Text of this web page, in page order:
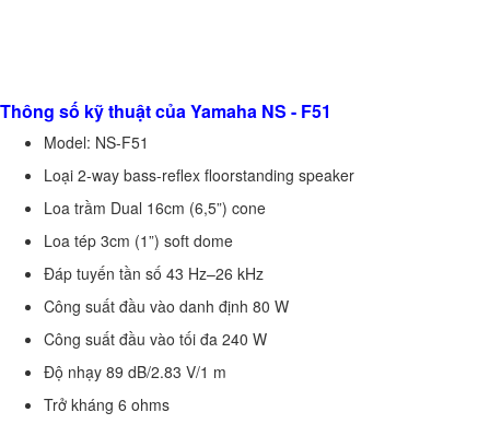
Thông số kỹ thuật của Yamaha NS - F51
Model: NS-F51
Loại 2-way bass-reflex floorstanding speaker
Loa trầm Dual 16cm (6,5”) cone
Loa tép 3cm (1”) soft dome
Đáp tuyến tần số 43 Hz–26 kHz
Công suất đầu vào danh định 80 W
Công suất đầu vào tối đa 240 W
Độ nhạy 89 dB/2.83 V/1 m
Trở kháng 6 ohms